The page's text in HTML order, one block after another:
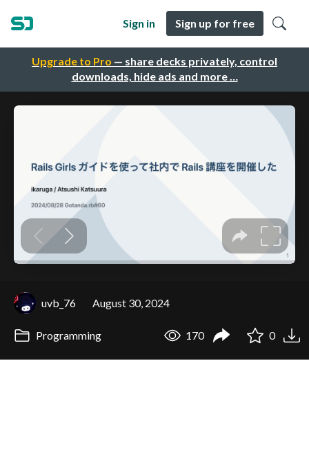
Upgrade to Pro — share decks privately, control
downloads, hide ads and more …
Sign in Sign up for free
uvb_76 August 30, 2024
Programming 170 0